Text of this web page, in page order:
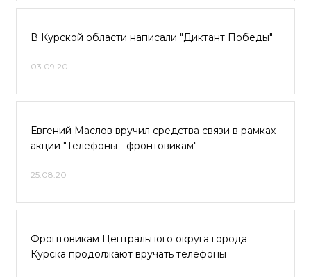
В Курской области написали "Диктант Победы"
03.09.20
Евгений Маслов вручил средства связи в рамках
акции "Телефоны - фронтовикам"
25.08.20
Фронтовикам Центрального округа города
Курска продолжают вручать телефоны